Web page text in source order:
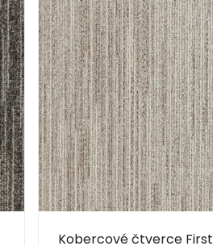
Kobercové čtverce First